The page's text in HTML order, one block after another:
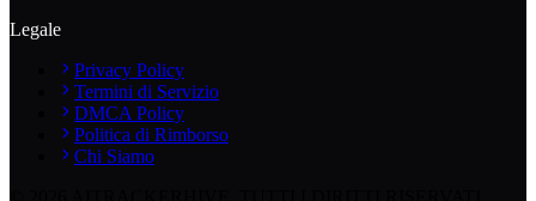
Legale
Privacy Policy
Termini di Servizio
DMCA Policy
Politica di Rimborso
Chi Siamo